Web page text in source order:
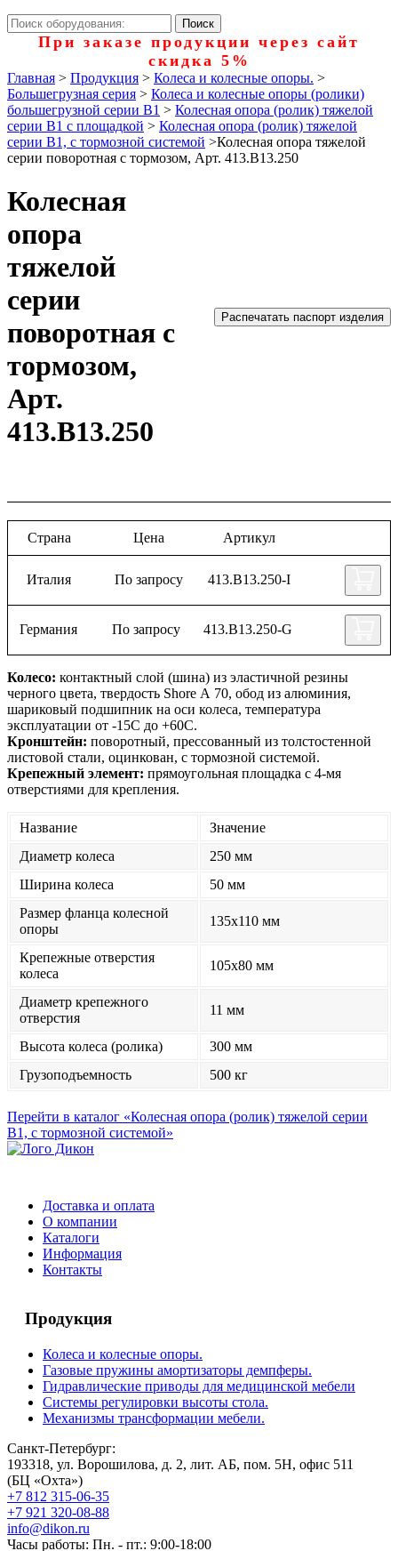
При заказе продукции через сайт
скидка 5%
Главная > Продукция > Колеса и колесные опоры. >
Большегрузная серия > Колеса и колесные опоры (ролики)
большегрузной серии В1 > Колесная опора (ролик) тяжелой
серии B1 с площадкой > Колесная опора (ролик) тяжелой
серии B1, с тормозной системой >Колесная опора тяжелой
серии поворотная с тормозом, Арт. 413.B13.250
Колесная
опора
тяжелой
серии
поворотная с
тормозом,
Арт.
413.B13.250
Распечатать паспорт изделия
Колесо: контактный слой (шина) из эластичной резины
черного цвета, твердость Shore А 70, обод из алюминия,
шариковый подшипник на оси колеса, температура
эксплуатации от -15С до +60С.
Кронштейн: поворотный, прессованный из толстостенной
листовой стали, оцинкован, с тормозной системой.
Крепежный элемент: прямоугольная площадка с 4-мя
отверстиями для крепления.
Название
Значение
Диаметр колеса
250 мм
Ширина колеса
50 мм
Размер фланца колесной
опоры
135x110 мм
Крепежные отверстия
колеса
105x80 мм
Диаметр крепежного
отверстия
11 мм
Высота колеса (ролика)
300 мм
Грузоподъемность
500 кг
Страна Цена Артикул
Италия По запросу 413.B13.250-I
Германия По запросу 413.B13.250-G
Перейти в каталог «Колесная опора (ролик) тяжелой серии
B1, с тормозной системой»
Доставка и оплата
О компании
Каталоги
Информация
Контакты
Продукция
Колеса и колесные опоры.
Газовые пружины амортизаторы демпферы.
Гидравлические приводы для медицинской мебели
Системы регулировки высоты стола.
Механизмы трансформации мебели.
Санкт-Петербург:
193318, ул. Ворошилова, д. 2, лит. АБ, пом. 5Н, офис 511
(БЦ «Охта»)
+7 812 315-06-35
+7 921 320-08-88
info@dikon.ru
Часы работы: Пн. - пт.: 9:00-18:00